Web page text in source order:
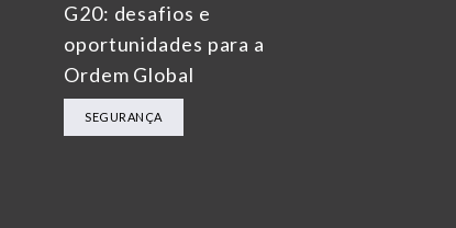
G20: desafios e
oportunidades para a
Ordem Global
SEGURANÇA